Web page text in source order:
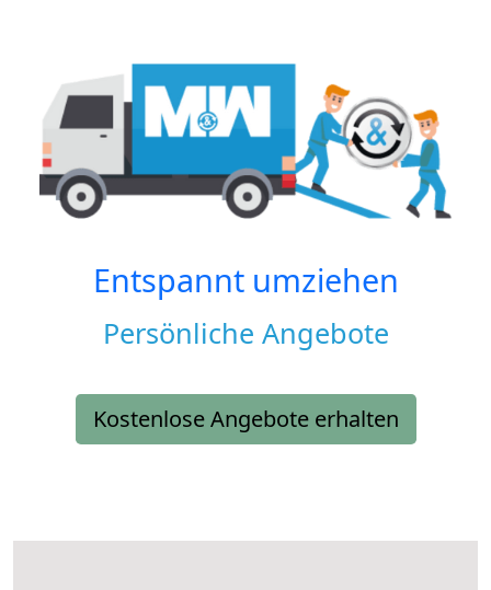
Entspannt umziehen
Persönliche Angebote
Kostenlose Angebote erhalten